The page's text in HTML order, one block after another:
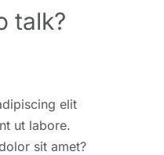
talk?
elit
ut labore.
sit amet?